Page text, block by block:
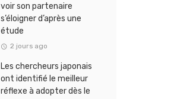
voir son partenaire
s’éloigner d’après une
étude
2 jours ago
Les chercheurs japonais
ont identifié le meilleur
réflexe à adopter dès le